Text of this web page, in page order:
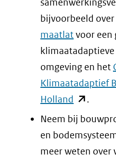
bijvoorbeeld over
maatlat voor een
omgeving en het
Klimaatadaptief
Holland (opent
in
nieuw
venster)
.
Neem bij
en
meer weten over